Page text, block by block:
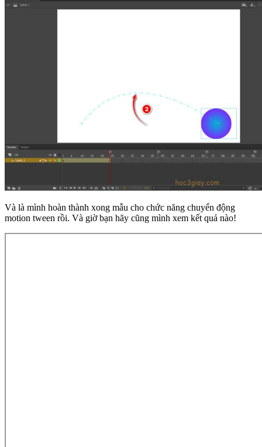
Và là mình hoàn thành xong mẫu cho chức năng chuyển động
motion tween rồi. Và giờ bạn hãy cũng mình xem kết quả nào!